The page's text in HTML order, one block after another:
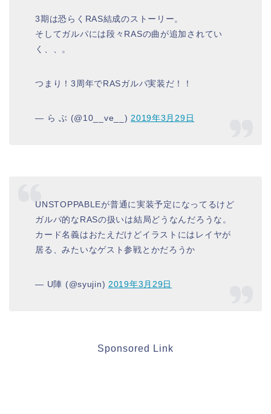
3期は恐らくRAS結成のストーリー。
そしてガルパには段々RASの曲が追加されてい
く、、。
つまり！3周年でRASガルパ実装だ！！
— ら ぶ (@10__ve__) 2019年3月29日
UNSTOPPABLEが普通に実装予定になってるけど
ガルパ的なRASの扱いは結局どうなんだろうな。
カード名義はおたえだけどイラストにはレイヤが
居る、みたいなゲスト参戦とかだろうか
— U陣 (@syujin) 2019年3月29日
Sponsored Link